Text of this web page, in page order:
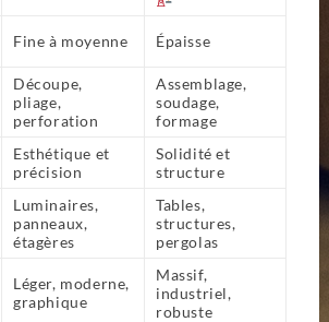
Fine à moyenne Épaisse
Découpe,
pliage,
perforation
Assemblage,
soudage,
formage
Esthétique et
précision
Solidité et
structure
Luminaires,
panneaux,
étagères
Tables,
structures,
pergolas
Léger, moderne,
graphique
Massif,
industriel,
robuste